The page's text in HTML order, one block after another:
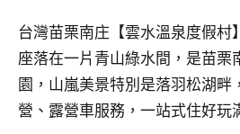
台灣苗栗南庄【雲水溫泉度假村
座落在一片青山綠水間，是苗栗
園，山嵐美景特別是落羽松湖畔
營、露營車服務，一站式住好玩